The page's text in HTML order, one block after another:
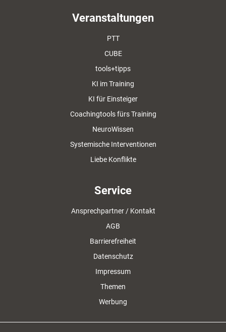
Veranstaltungen
PTT
CUBE
tools+tipps
KI im Training
KI für Einsteiger
Coachingtools fürs Training
NeuroWissen
Systemische Interventionen
Liebe Konflikte
Service
Ansprechpartner / Kontakt
AGB
Barrierefreiheit
Datenschutz
Impressum
Themen
Werbung